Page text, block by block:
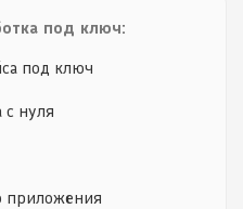
под ключ:
под ключ
с нуля
приложения